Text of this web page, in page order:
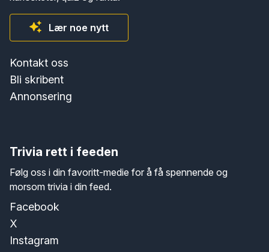
Lær noe nytt
Kontakt oss
Bli skribent
Annonsering
Trivia rett i feeden
Følg oss i din favoritt-medie for å få spennende og
morsom trivia i din feed.
Facebook
X
Instagram